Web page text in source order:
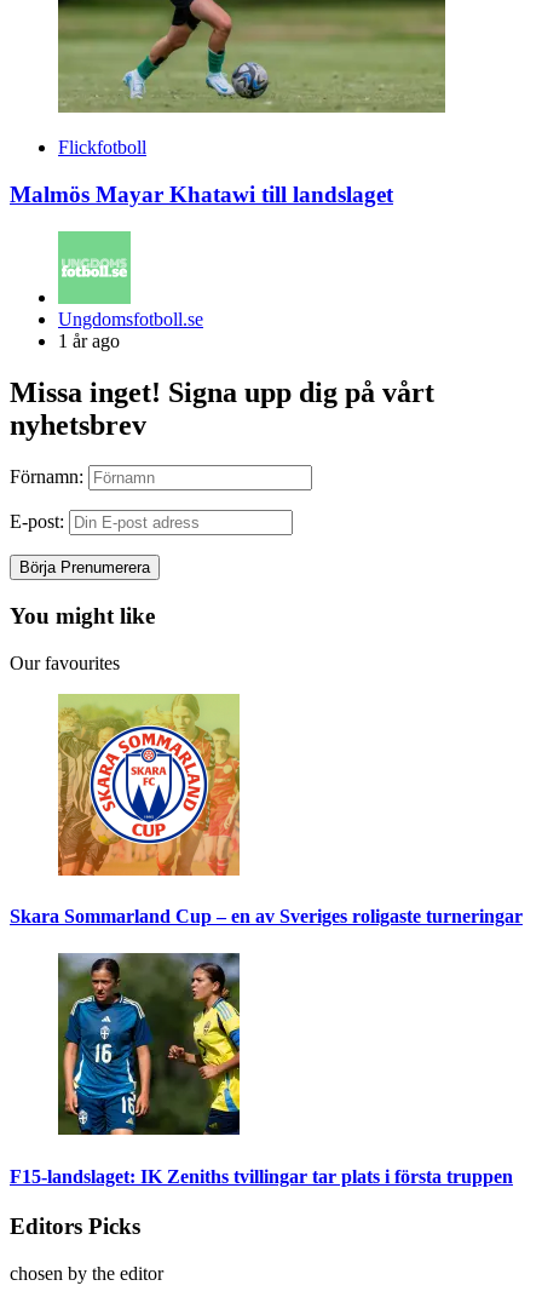
Flickfotboll
Malmös Mayar Khatawi till landslaget
Posted
by
Ungdomsfotboll.se
1 år ago
Missa inget! Signa upp dig på vårt
nyhetsbrev
Förnamn:
E-post:
You might like
Our favourites
Skara Sommarland Cup – en av Sveriges roligaste turneringar
F15-landslaget: IK Zeniths tvillingar tar plats i första truppen
Editors Picks
chosen by the editor